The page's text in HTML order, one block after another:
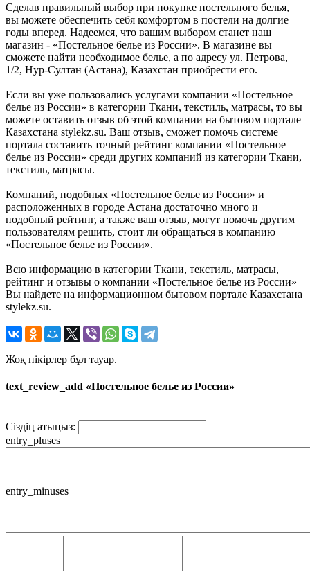
Сделав правильный выбор при покупке постельного белья,
вы можете обеспечить себя комфортом в постели на долгие
годы вперед. Надеемся, что вашим выбором станет наш
магазин - «Постельное белье из России». В магазине вы
сможете найти необходимое белье, а по адресу ул. Петрова,
1/2, Нур-Султан (Астана), Казахстан приобрести его.
Если вы уже пользовались услугами компании «Постельное
белье из России» в категории Ткани, текстиль, матрасы, то вы
можете оставить отзыв об этой компании на бытовом портале
Казахстана stylekz.su. Ваш отзыв, сможет помочь системе
портала составить точный рейтинг компании «Постельное
белье из России» среди других компаний из категории Ткани,
текстиль, матрасы.
Компаний, подобных «Постельное белье из России» и
расположенных в городе Астана достаточно много и
подобный рейтинг, а также ваш отзыв, могут помочь другим
пользователям решить, стоит ли обращаться в компанию
«Постельное белье из России».
Всю информацию в категории Ткани, текстиль, матрасы,
рейтинг и отзывы о компании «Постельное белье из России»
Вы найдете на информационном бытовом портале Казахстана
stylekz.su.
Жоқ пікірлер бұл тауар.
text_review_add «Постельное белье из России»
Сіздің атыңыз:
entry_pluses
entry_minuses